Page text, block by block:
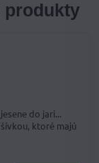
produkty
do jari...
ktoré majú